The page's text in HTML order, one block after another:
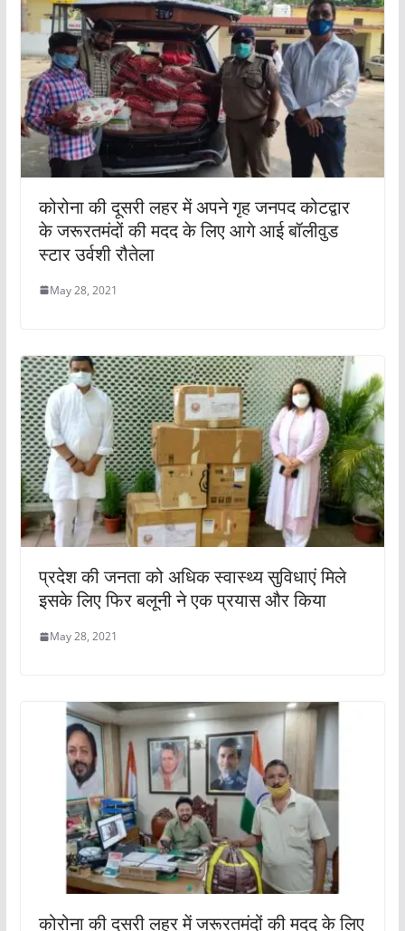
कोरोना की दूसरी लहर में अपने गृह जनपद कोटद्वार
के जरूरतमंदों की मदद के लिए आगे आई बॉलीवुड
स्टार उर्वशी रौतेला
May 28, 2021
प्रदेश की जनता को अधिक स्वास्थ्य सुविधाएं मिले
इसके लिए फिर बलूनी ने एक प्रयास और किया
May 28, 2021
कोरोना की दूसरी लहर में जरूरतमंदों की मदद के लिए